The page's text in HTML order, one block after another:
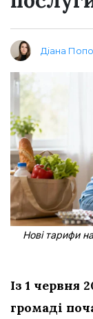
Діана
Нові тарифи
Із 1 червня
громаді